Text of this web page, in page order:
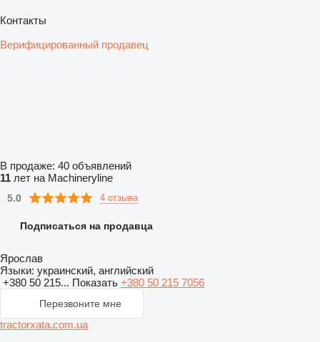
Контакты
Верифицированный продавец
В продаже: 40 объявлений
11 лет на Machineryline
5.0 4 отзыва
Подписаться на продавца
Ярослав
Языки: украинский, английский
+380 50 215... Показать +380 50 215 7056
Перезвоните мне
tractorxata.com.ua